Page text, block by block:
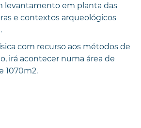
levantamento em planta das
e contextos arqueológicos
com recurso aos métodos de
irá acontecer numa área de
1070m2.